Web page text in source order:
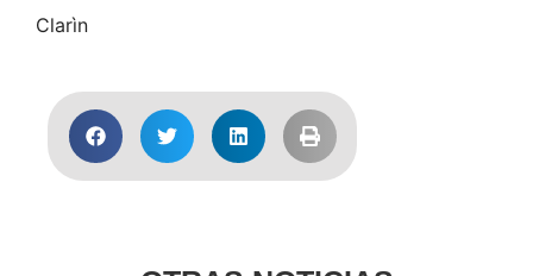
Clarìn